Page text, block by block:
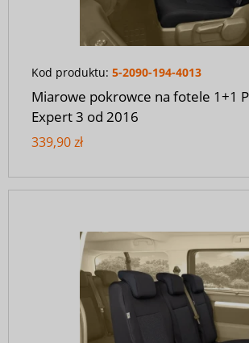
Kod produktu: 5-2090-194-4013
Miarowe pokrowce na fotele 1+1
Expert 3 od 2016
339,90 zł